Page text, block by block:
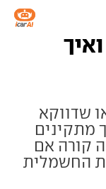
שדווקא
מתקינים
קורה אם
החשמלית